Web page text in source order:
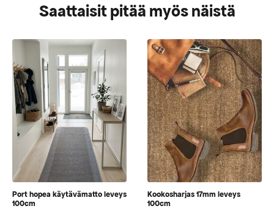
Saattaisit pitää myös näistä
Port hopea käytävämatto leveys
100cm
Kookosharjas 17mm leveys
100cm